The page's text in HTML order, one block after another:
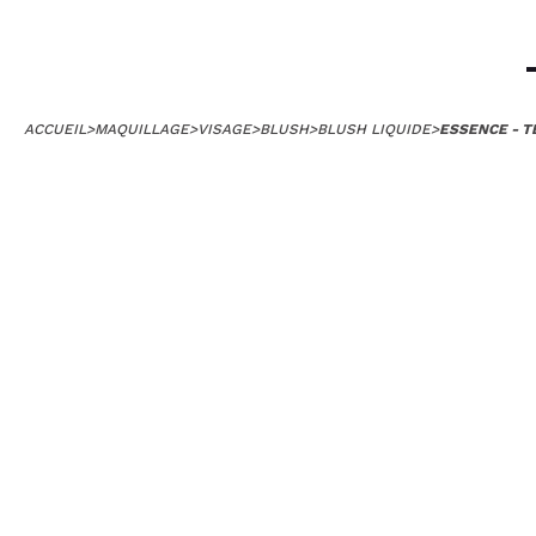
ACCUEIL>MAQUILLAGE>VISAGE>BLUSH>BLUSH LIQUIDE>ESSENCE -